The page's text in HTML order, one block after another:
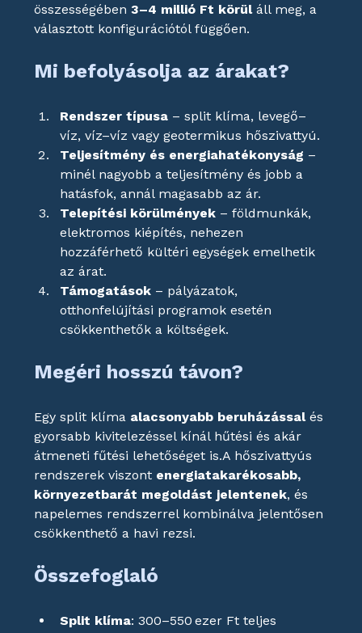
összességében 3–4 millió Ft körül áll meg, a
választott konfigurációtól függően.
Mi befolyásolja az árakat?
Rendszer típusa – split klíma, levegő–
víz, víz–víz vagy geotermikus hőszivattyú.
Teljesítmény és energiahatékonyság –
minél nagyobb a teljesítmény és jobb a
hatásfok, annál magasabb az ár.
Telepítési körülmények – földmunkák,
elektromos kiépítés, nehezen
hozzáférhető kültéri egységek emelhetik
az árat.
Támogatások – pályázatok,
otthonfelújítási programok esetén
csökkenthetők a költségek.
Megéri hosszú távon?
Egy split klíma alacsonyabb beruházással és
gyorsabb kivitelezéssel kínál hűtési és akár
átmeneti fűtési lehetőséget is.A hőszivattyús
rendszerek viszont energiatakarékosabb,
környezetbarát megoldást jelentenek, és
napelemes rendszerrel kombinálva jelentősen
csökkenthető a havi rezsi.
Összefoglaló
Split klíma: 300–550 ezer Ft teljes